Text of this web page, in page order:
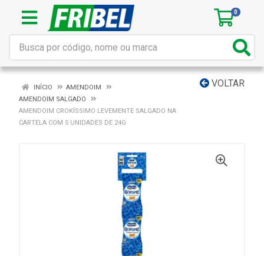
0
VOLTAR
INÍCIO
AMENDOIM
AMENDOIM SALGADO
AMENDOIM CROKÍSSIMO LEVEMENTE SALGADO NA
CARTELA COM 5 UNIDADES DE 24G